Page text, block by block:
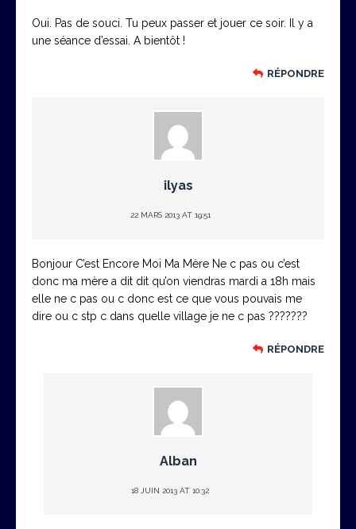
Oui. Pas de souci. Tu peux passer et jouer ce soir. Il y a
une séance d’essai. A bientôt !
RÉPONDRE
ilyas
22 MARS 2013 AT 19:51
Bonjour C’est Encore Moi Ma Mère Ne c pas ou c’est
donc ma mère a dit dit qu’on viendras mardi a 18h mais
elle ne c pas ou c donc est ce que vous pouvais me
dire ou c stp c dans quelle village je ne c pas ???????
RÉPONDRE
Alban
18 JUIN 2013 AT 10:32